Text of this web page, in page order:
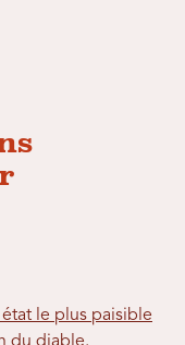
le plus paisible